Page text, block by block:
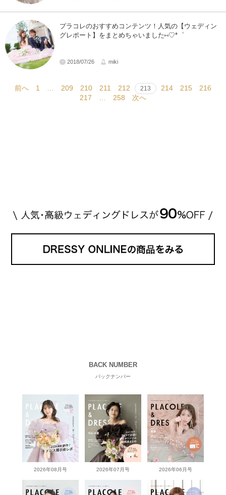
プラコレのおすすめコンテンツ！人気の【ウェディン
グレポート】をまとめちゃいました⑅♡*゜
2018/07/26 miki
前へ 1 … 209 210 211 212 213 214 215
216
217
… 258 次へ
BACK NUMBER
バックナンバー
2026年08月号 2026年07月号 2026年06月号